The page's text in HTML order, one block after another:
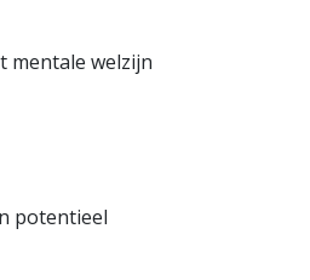
mentale welzijn
potentieel